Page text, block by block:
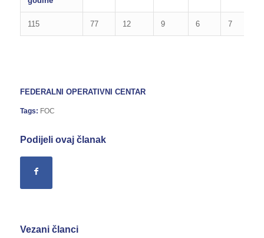
115 77 12 9 6 7
FEDERALNI OPERATIVNI CENTAR
Tags: FOC
Podijeli ovaj članak
Vezani članci